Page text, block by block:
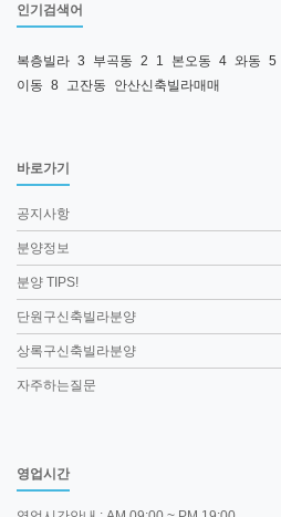
인기검색어
복층빌라 3 부곡동 2 1 본오동 4 와동 5
이동 8 고잔동 안산신축빌라매매
바로가기
공지사항
분양정보
분양 TIPS!
단원구신축빌라분양
상록구신축빌라분양
자주하는질문
영업시간